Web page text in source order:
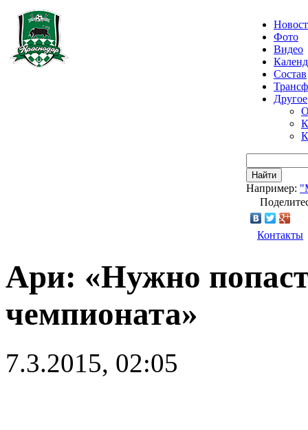
Фото
Видео
Состав
Другое
Найти
Например:
Контакты
Ари: «Нужно
чемпионата»
7.3.2015, 02:05